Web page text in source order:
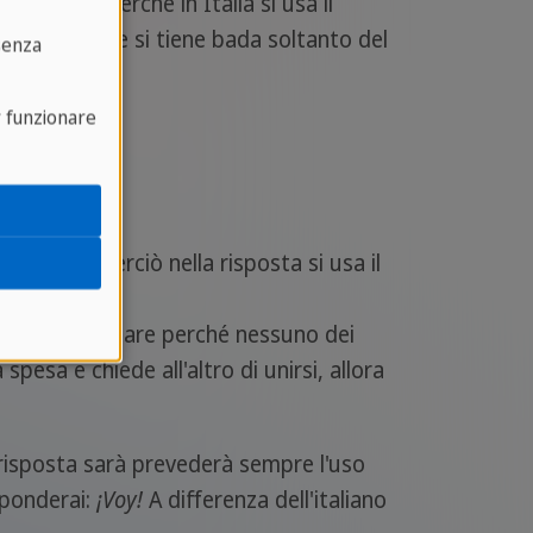
invece si tiene bada soltanto del
festa, perciò nella risposta si usa il
andare perché nessuno dei
e chiede all'altro di unirsi, allora
sarà prevederà sempre l'uso
¡Voy!A differenza dell'italiano